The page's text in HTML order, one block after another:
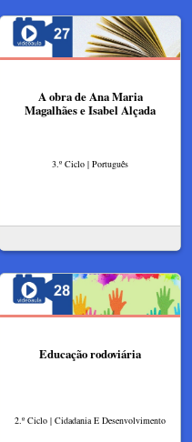
A obra de Ana Maria
Magalhães e Isabel Alçada
3.º Ciclo | Português
Educação rodoviária
2.º Ciclo | Cidadania E Desenvolvimento